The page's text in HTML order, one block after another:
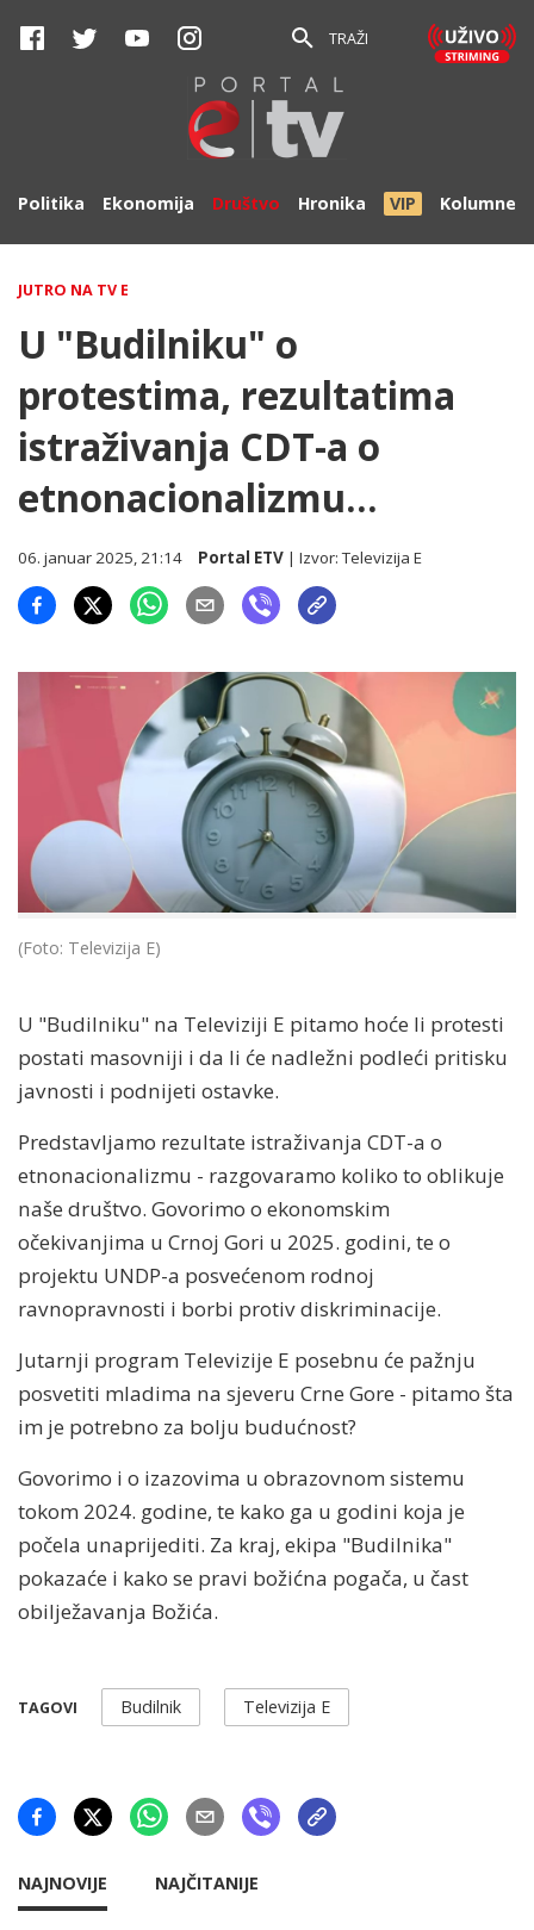
TRAŽI
Politika Ekonomija Društvo Hronika VIP Kolumne
JUTRO NA TV E
U "Budilniku" o
protestima, rezultatima
istraživanja CDT-a o
etnonacionalizmu...
06. januar 2025, 21:14 Portal ETV | Izvor:Televizija E
(Foto: Televizija E)
U "Budilniku" na Televiziji E pitamo hoće li protesti
postati masovniji i da li će nadležni podleći pritisku
javnosti i podnijeti ostavke.
Predstavljamo rezultate istraživanja CDT-a o
etnonacionalizmu - razgovaramo koliko to oblikuje
naše društvo. Govorimo o ekonomskim
očekivanjima u Crnoj Gori u 2025. godini, te o
projektu UNDP-a posvećenom rodnoj
ravnopravnosti i borbi protiv diskriminacije.
Jutarnji program Televizije E posebnu će pažnju
posvetiti mladima na sjeveru Crne Gore - pitamo šta
im je potrebno za bolju budućnost?
Govorimo i o izazovima u obrazovnom sistemu
tokom 2024. godine, te kako ga u godini koja je
počela unaprijediti. Za kraj, ekipa "Budilnika"
pokazaće i kako se pravi božićna pogača, u čast
obilježavanja Božića.
TAGOVI Budilnik Televizija E
NAJNOVIJE NAJČITANIJE